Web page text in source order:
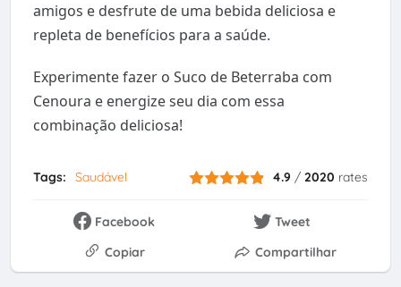
amigos e desfrute de uma bebida deliciosa e
repleta de benefícios para a saúde.
Experimente fazer o Suco de Beterraba com
Cenoura e energize seu dia com essa
combinação deliciosa!
Tags: Saudável 4.9 /2020 rates
Facebook
Tweet
Copiar
Compartilhar